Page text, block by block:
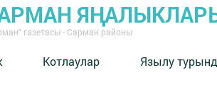
газетасы - Сарман районы
Котлаулар Язылу